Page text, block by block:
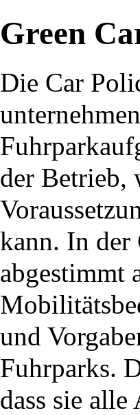
Green
Die Car
der Betrieb,
kann. In
abgestimmt
und
Fuhrparks.
dass sie